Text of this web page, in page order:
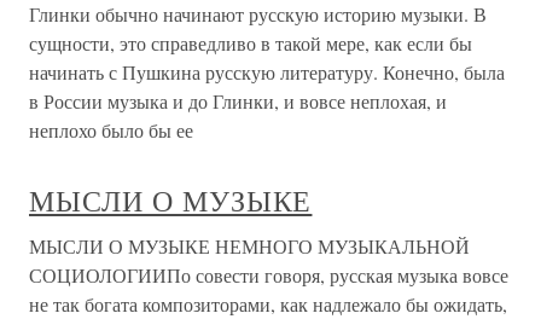
Глинки обычно начинают русскую историю музыки. В
сущности, это справедливо в такой мере, как если бы
начинать с Пушкина русскую литературу. Конечно, была
в России музыка и до Глинки, и вовсе неплохая, и
неплохо было бы ее
МЫСЛИ О МУЗЫКЕ
МЫСЛИ О МУЗЫКЕ НЕМНОГО МУЗЫКАЛЬНОЙ
СОЦИОЛОГИИПо совести говоря, русская музыка вовсе
не так богата композиторами, как надлежало бы ожидать,